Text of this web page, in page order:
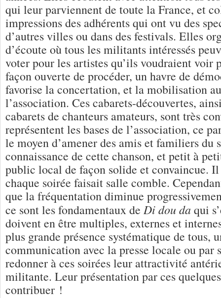
qui leur parviennent de toute la France, et
impressions des adhérents qui ont vu des
d’autres villes ou dans des festivals. Elles
d’écoute où tous les militants intéressés
voter pour les artistes qu’ils voudraient voir
façon ouverte de procéder, un havre de
favorise la concertation, et la mobilisation
l’association. Ces cabarets-découvertes,
cabarets de chanteurs amateurs, sont très
représentent les bases de l’association, ce
le moyen d’amener des amis et familiers du
connaissance de cette chanson, et petit à
public local de façon solide et convaincue. Il
chaque soirée faisait salle comble.
que la fréquentation diminue
ce sont les fondamentaux de Di dou daqui
doivent en être multiples, externes et
plus grande présence systématique de tous,
communication avec la presse locale ou
redonner à ces soirées leur attractivité
militante. Leur présentation par ces
contribuer !